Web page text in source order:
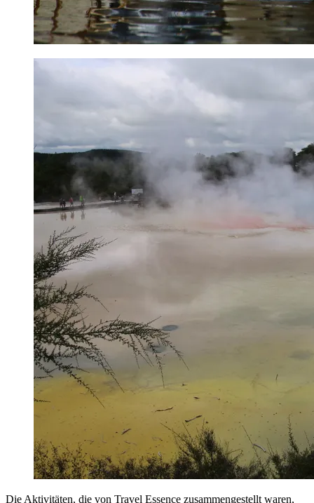
Die Aktivitäten, die von Travel Essence zusammengestellt waren,